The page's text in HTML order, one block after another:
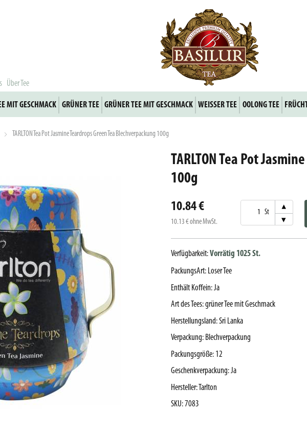
Über Tee
MIT GESCHMACK GRÜNER TEE GRÜNER TEE MIT GESCHMACK WEISSER TEE OOLONG TEE
TARLTON Tea Pot Jasmine Teardrops Green Tea Blechverpackung 100g
TARLTON Tea Pot
100g
10.84 €
10.13 €ohne MwSt.
St
▾
▾
Verfügbarkeit:Vorrätig 1025 St.
PackungsArt: Loser Tee
Enthält Koffein:Ja
Art des Tees:grüner Tee mit Geschmack
Herstellungsland:Sri Lanka
Verpackung: Blechverpackung
Packungsgröße: 12
Geschenkverpackung:Ja
Hersteller:Tarlton
SKU: 7083